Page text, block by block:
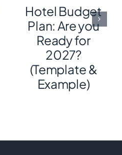
Hotel Budget
Plan: Are you
Ready for
2027?
(Template &
Example)